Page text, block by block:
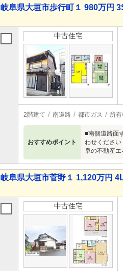
岐阜県大垣市歩行町１ 980万円
中古住宅
2階建て 南道路 都市ガス 所
おすすめポイント
■南側道路面
わせくださ
阜の不動産
岐阜県大垣市菅野１ 1,120万円
中古住宅